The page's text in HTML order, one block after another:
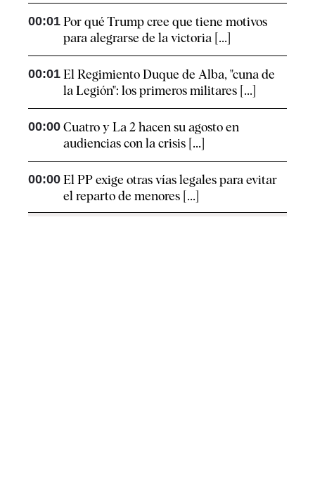
00:01 Por qué Trump cree que tiene motivos
para alegrarse de la victoria [...]
00:01 El Regimiento Duque de Alba, "cuna de
la Legión": los primeros militares [...]
00:00 Cuatro y La 2 hacen su agosto en
audiencias con la crisis [...]
00:00 El PP exige otras vías legales para evitar
el reparto de menores [...]